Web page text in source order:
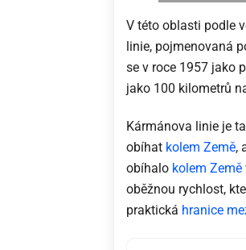
V této oblasti podle
linie, pojmenovaná
se v roce 1957 jako
jako 100 kilometrů
Kármánova linie je
obíhat kolem Země,
obíhalo kolem Země
oběžnou rychlost,
praktická hranice